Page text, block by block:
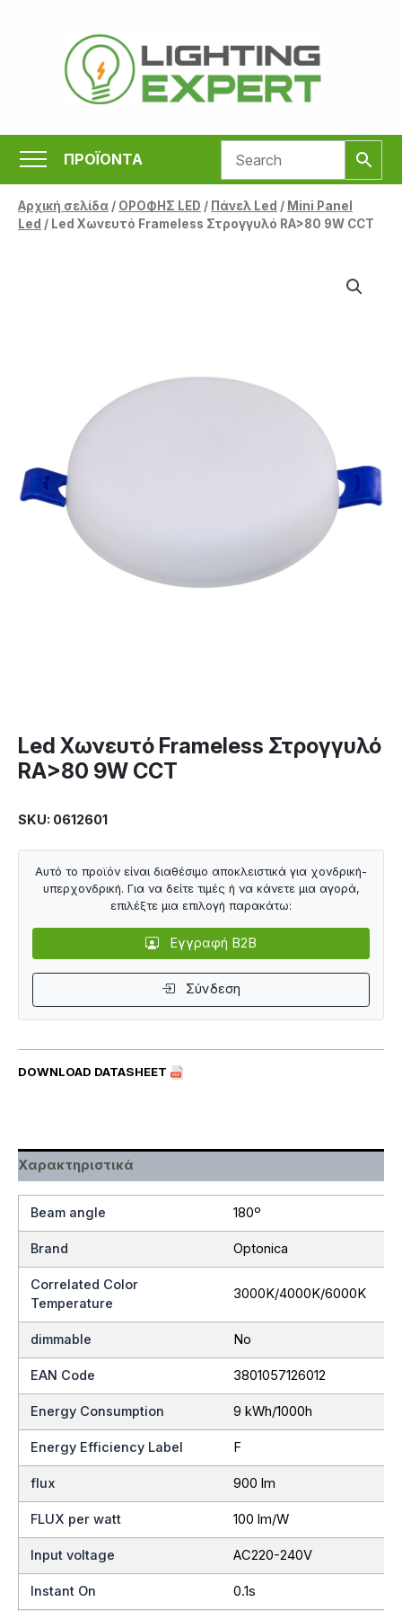
περιεχόμενο
ΠΡΟΪΟΝΤΑ
Αρχική σελίδα/ ΟΡΟΦΗΣ LED / Πάνελ Led / Mini Panel
Led / Led Χωνευτό Frameless Στρογγυλό RA>80 9W CCT
Led Χωνευτό Frameless Στρογγυλό
RA>80 9W CCT
SKU: 0612601
DOWNLOAD DATASHEET
Αυτό το προϊόν είναι διαθέσιμο αποκλειστικά για χονδρική-
υπερχονδρική. Για να δείτε τιμές ή να κάνετε μια αγορά,
επιλέξτε μια επιλογή παρακάτω:
Εγγραφή B2B
Σύνδεση
Χαρακτηριστικά
Beam angle 180º
Brand Optonica
Correlated Color
Temperature
3000K/4000K/6000K
dimmable No
EAN Code 3801057126012
Energy Consumption 9 kWh/1000h
Energy Efficiency Label F
flux 900 lm
FLUX per watt 100 lm/W
Input voltage AC220-240V
Instant On 0.1s